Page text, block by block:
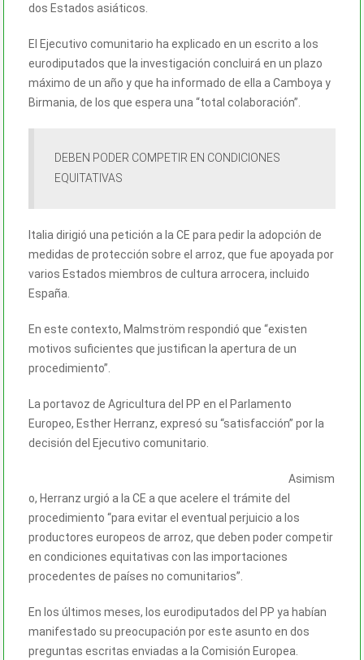
dos Estados asiáticos.
El Ejecutivo comunitario ha explicado en un escrito a los
eurodiputados que la investigación concluirá en un plazo
máximo de un año y que ha informado de ella a Camboya y
Birmania, de los que espera una “total colaboración”.
DEBEN PODER COMPETIR EN CONDICIONES
EQUITATIVAS
Italia dirigió una petición a la CE para pedir la adopción de
medidas de protección sobre el arroz, que fue apoyada por
varios Estados miembros de cultura arrocera, incluido
España.
En este contexto, Malmström respondió que “existen
motivos suficientes que justifican la apertura de un
procedimiento”.
La portavoz de Agricultura del PP en el Parlamento
Europeo, Esther Herranz, expresó su “satisfacción” por la
decisión del Ejecutivo comunitario.
Asimism
o, Herranz urgió a la CE a que acelere el trámite del
procedimiento “para evitar el eventual perjuicio a los
productores europeos de arroz, que deben poder competir
en condiciones equitativas con las importaciones
procedentes de países no comunitarios”.
En los últimos meses, los eurodiputados del PP ya habían
manifestado su preocupación por este asunto en dos
preguntas escritas enviadas a la Comisión Europea.